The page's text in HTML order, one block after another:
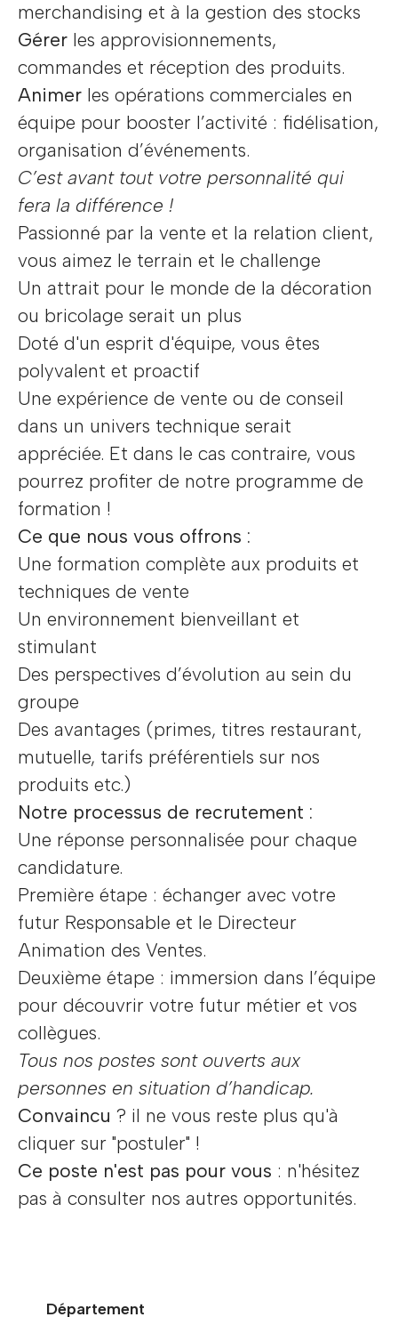
merchandising et à la gestion des stocks
Gérer les approvisionnements,
commandes et réception des produits.
Animer les opérations commerciales en
équipe pour booster l’activité : fidélisation,
organisation d’événements.
C’est avant tout votre personnalité qui
fera la différence !
Passionné par la vente et la relation client,
vous aimez le terrain et le challenge
Un attrait pour le monde de la décoration
ou bricolage serait un plus
Doté d'un esprit d'équipe, vous êtes
polyvalent et proactif
Une expérience de vente ou de conseil
dans un univers technique serait
appréciée. Et dans le cas contraire, vous
pourrez profiter de notre programme de
formation !
Ce que nous vous offrons :
Une formation complète aux produits et
techniques de vente
Un environnement bienveillant et
stimulant
Des perspectives d’évolution au sein du
groupe
Des avantages (primes, titres restaurant,
mutuelle, tarifs préférentiels sur nos
produits etc.)
Notre processus de recrutement :
Une réponse personnalisée pour chaque
candidature.
Première étape : échanger avec votre
futur Responsable et le Directeur
Animation des Ventes.
Deuxième étape : immersion dans l’équipe
pour découvrir votre futur métier et vos
collègues.
Tous nos postes sont ouverts aux
personnes en situation d’handicap.
Convaincu ? il ne vous reste plus qu'à
cliquer sur "postuler" !
Ce poste n'est pas pour vous : n'hésitez
pas à consulter nos autres opportunités.
Département